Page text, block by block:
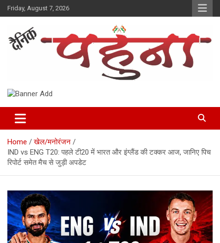
Skip
to
Friday, August 7, 2026
Dainik Pahuna
Home
खेल/मनोरंजन
IND vs ENG T20: पहले टी20 में भारत और इंग्लैंड की टक्कर आज, जानिए पिच
रिपोर्ट समेत मैच से जुड़ी अपडेट